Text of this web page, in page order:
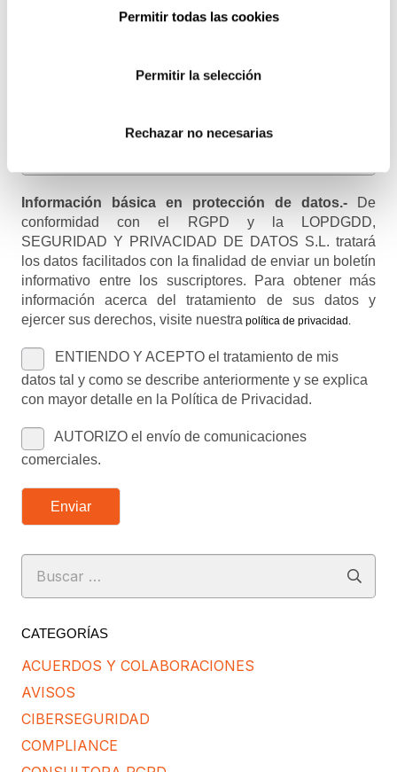
Permitir todas las cookies
Permitir la selección
Rechazar no necesarias
Información básica en protección de datos.- De
conformidad con el RGPD y la LOPDGDD,
SEGURIDAD Y PRIVACIDAD DE DATOS S.L. tratará
los datos facilitados con la finalidad de enviar un boletín
informativo entre los suscriptores. Para obtener más
información acerca del tratamiento de sus datos y
ejercer sus derechos, visite nuestra política de privacidad
ENTIENDO Y ACEPTO el tratamiento de mis
datos tal y como se describe anteriormente y se explica
con mayor detalle en la Política de Privacidad.
AUTORIZO el envío de comunicaciones
comerciales.
Enviar
Buscar:
CATEGORÍAS
ACUERDOS Y COLABORACIONES
AVISOS
CIBERSEGURIDAD
COMPLIANCE